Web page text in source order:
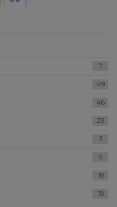
7
49
46
29
3
5
18
19